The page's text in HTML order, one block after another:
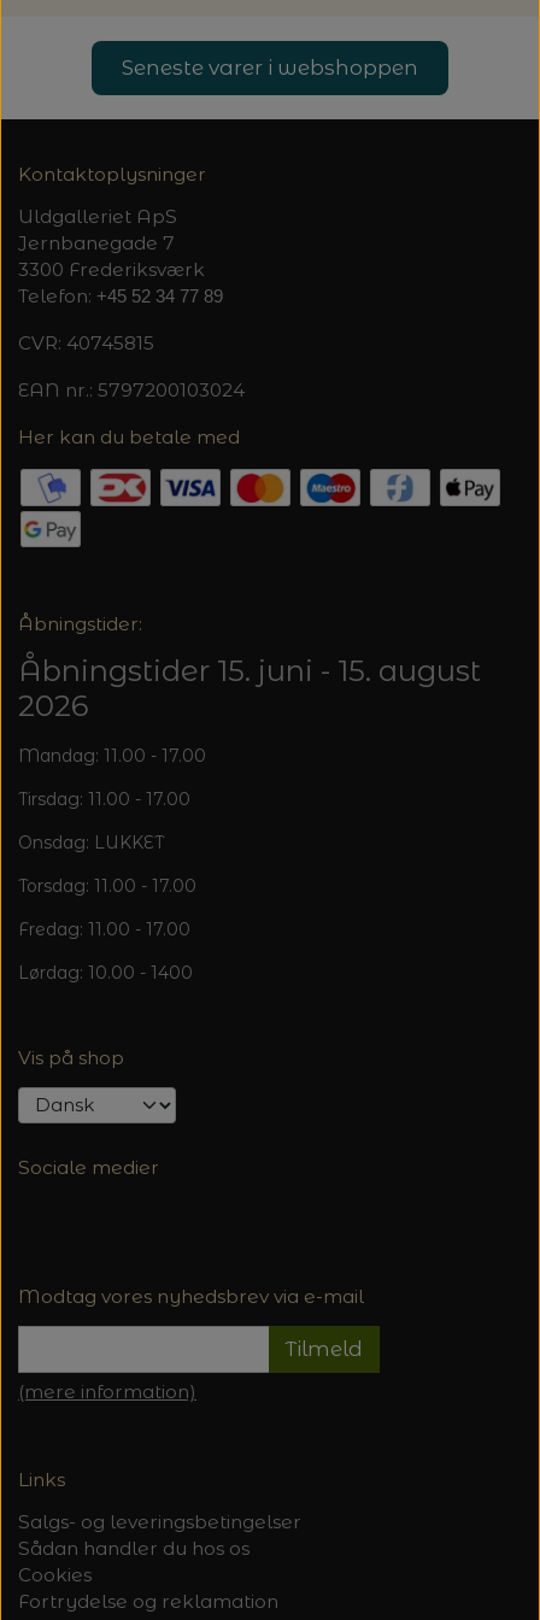
TRYKLÅSE
Seneste varer i webshoppen
Kontaktoplysninger
Uldgalleriet ApS
Jernbanegade 7
3300 Frederiksværk
Telefon: +45 52 34 77 89
CVR: 40745815
EAN nr.: 5797200103024
Her kan du betale med
Åbningstider:
Åbningstider 15. juni - 15. august
2026
Mandag: 11.00 - 17.00
Tirsdag: 11.00 - 17.00
Onsdag: LUKKET
Torsdag: 11.00 - 17.00
Fredag: 11.00 - 17.00
Lørdag: 10.00 - 1400
Vis på shop
Sociale medier
Modtag vores nyhedsbrev via e-mail
Tilmeld
(mere information)
Links
Salgs- og leveringsbetingelser
Sådan handler du hos os
Cookies
Fortrydelse og reklamation